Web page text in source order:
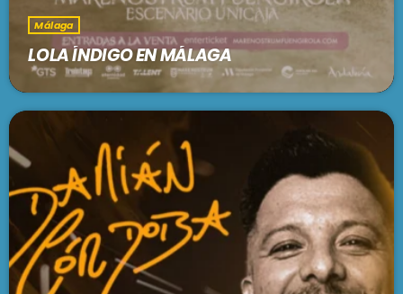
Málaga
LOLA ÍNDIGO EN MÁLAGA